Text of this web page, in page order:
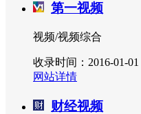
第一视频
视频/视频综合
收录时间：2016-01-01
网站详情
财经视频